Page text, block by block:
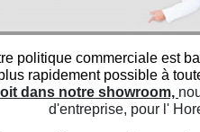
politique commerciale est
rapidement possible à
dans notre showroom,
d'entreprise, pour l'